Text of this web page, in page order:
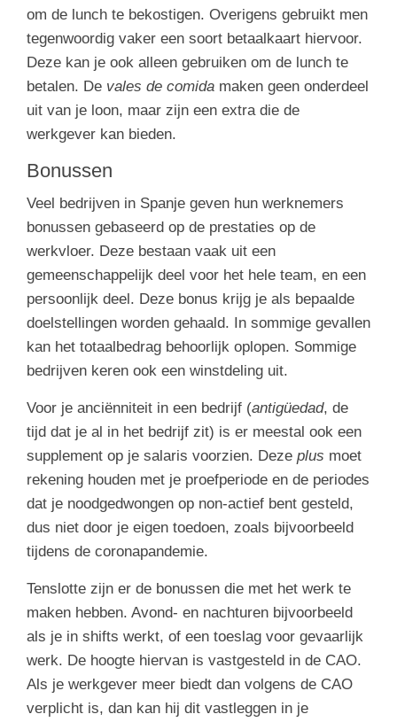
om de lunch te bekostigen. Overigens gebruikt men
tegenwoordig vaker een soort betaalkaart hiervoor.
Deze kan je ook alleen gebruiken om de lunch te
betalen. De vales de comida maken geen onderdeel
uit van je loon, maar zijn een extra die de
werkgever kan bieden.
Bonussen
Veel bedrijven in Spanje geven hun werknemers
bonussen gebaseerd op de prestaties op de
werkvloer. Deze bestaan vaak uit een
gemeenschappelijk deel voor het hele team, en een
persoonlijk deel. Deze bonus krijg je als bepaalde
doelstellingen worden gehaald. In sommige gevallen
kan het totaalbedrag behoorlijk oplopen. Sommige
bedrijven keren ook een winstdeling uit.
Voor je anciënniteit in een bedrijf (antigüedad, de
tijd dat je al in het bedrijf zit) is er meestal ook een
supplement op je salaris voorzien. Deze plus moet
rekening houden met je proefperiode en de periodes
dat je noodgedwongen op non-actief bent gesteld,
dus niet door je eigen toedoen, zoals bijvoorbeeld
tijdens de coronapandemie.
Tenslotte zijn er de bonussen die met het werk te
maken hebben. Avond- en nachturen bijvoorbeeld
als je in shifts werkt, of een toeslag voor gevaarlijk
werk. De hoogte hiervan is vastgesteld in de CAO.
Als je werkgever meer biedt dan volgens de CAO
verplicht is, dan kan hij dit vastleggen in je